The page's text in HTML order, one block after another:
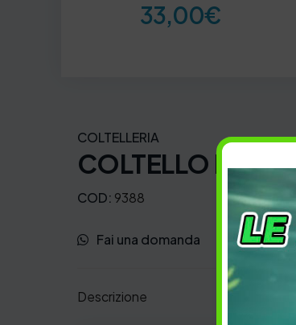
33,00€
COLTELLERIA
COLTELLO
COD: 9388
Fai una domanda Preferiti
Descrizione